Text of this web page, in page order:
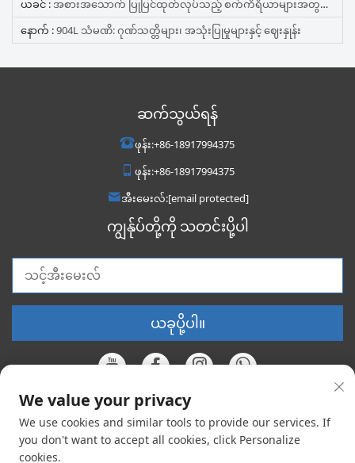
ယခင် : အစားအသောက် ပြုပြင်ထုတ်လုပ်သည့် စက်ကိရိယာများအတွက် အစားအသောက်အဆင့် သံမဏိ: 304 Vs 316 Vs 430
နောက် :904L သံမဏိ: ဂုဏ်သတ္တိများ၊ အသုံးပြုမှုများနှင့် ဈေးနှုန်း
ဆက်သွယ်ရန်
ဖုန်း:+86-18917994375
ဖုန်း:+86-18917994375
အီးမေးလ်:[email protected]
ကျွန်ုပ်တို့ကို သတင်းပို့ပါ
ယခုပို့ပါ။
မူရင်းပိုင်ခွင့် © ၂၀၂၆ တရုတ်နိုင်ငံ ဗွိုင်းယော့ဂ် မက်တယ် ကုမ္ပဏီလီမိတက်။
အားလုံးသော အခွင့်အရေးများ ကာကွယ်ထားပါသည်။ | လျှို့ဝှက်မှုမူဝါဒ
We value your privacy
We use cookies and similar tools to provide our services. If
you don't want to accept all cookies, click Personalize
cookies.